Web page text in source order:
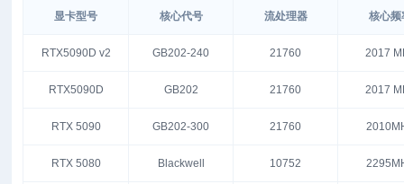
显卡型号 核心代号 流处理器 核心频
RTX5090D v2 GB202-240 21760 2017
RTX5090D GB202 21760 2017
RTX 5090 GB202-300 21760
RTX 5080 Blackwell 10752